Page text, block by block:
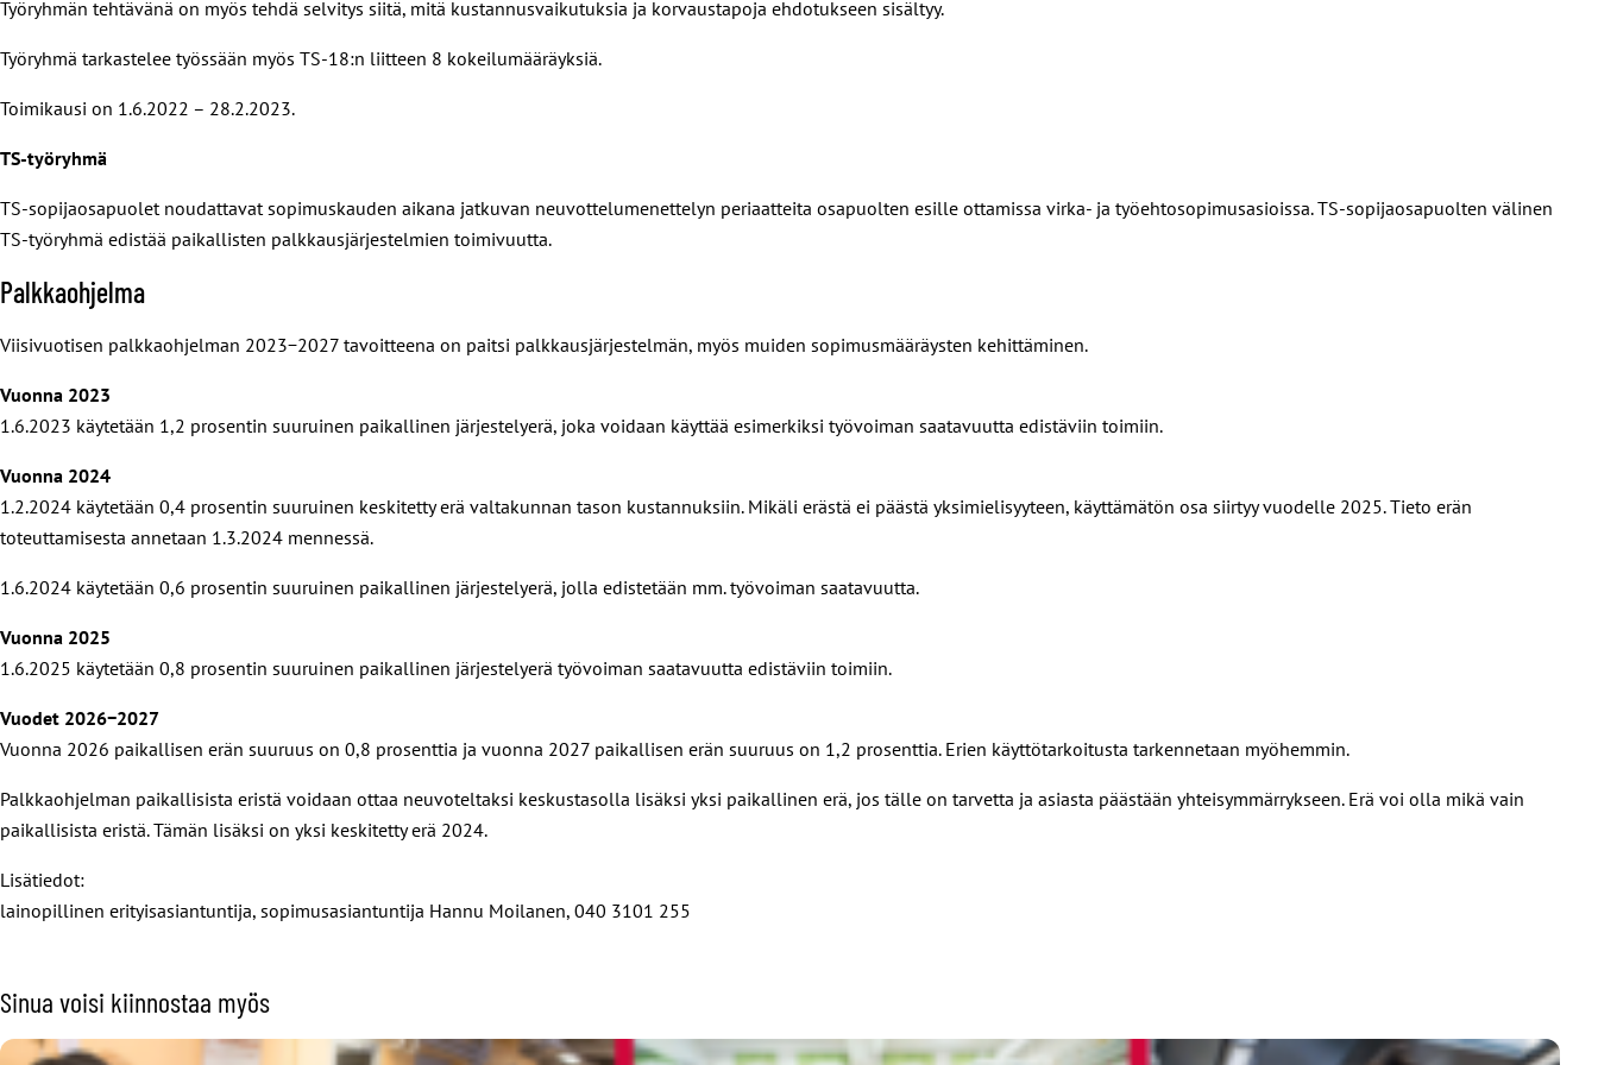
Työryhmän tehtävänä on myös tehdä selvitys siitä, mitä kustannusvaikutuksia ja korvaustapoja ehdotukseen sisältyy.
Työryhmä tarkastelee työssään myös TS-18:n liitteen 8 kokeilumääräyksiä.
Toimikausi on 1.6.2022 – 28.2.2023.
TS-työryhmä
TS-sopijaosapuolet noudattavat sopimuskauden aikana jatkuvan neuvottelumenettelyn periaatteita osapuolten esille ottamissa virka- ja työehtosopimusasioissa. TS-sopijaosapuolten välinen
TS-työryhmä edistää paikallisten palkkausjärjestelmien toimivuutta.
Palkkaohjelma
Viisivuotisen palkkaohjelman 2023−2027 tavoitteena on paitsi palkkausjärjestelmän, myös muiden sopimusmääräysten kehittäminen.
Vuonna 2023
1.6.2023 käytetään 1,2 prosentin suuruinen paikallinen järjestelyerä, joka voidaan käyttää esimerkiksi työvoiman saatavuutta edistäviin toimiin.
Vuonna 2024
1.2.2024 käytetään 0,4 prosentin suuruinen keskitetty erä valtakunnan tason kustannuksiin. Mikäli erästä ei päästä yksimielisyyteen, käyttämätön osa siirtyy vuodelle 2025. Tieto erän
toteuttamisesta annetaan 1.3.2024 mennessä.
1.6.2024 käytetään 0,6 prosentin suuruinen paikallinen järjestelyerä, jolla edistetään mm. työvoiman saatavuutta.
Vuonna 2025
1.6.2025 käytetään 0,8 prosentin suuruinen paikallinen järjestelyerä työvoiman saatavuutta edistäviin toimiin.
Vuodet 2026−2027
Vuonna 2026 paikallisen erän suuruus on 0,8 prosenttia ja vuonna 2027 paikallisen erän suuruus on 1,2 prosenttia. Erien käyttötarkoitusta tarkennetaan myöhemmin.
Palkkaohjelman paikallisista eristä voidaan ottaa neuvoteltaksi keskustasolla lisäksi yksi paikallinen erä, jos tälle on tarvetta ja asiasta päästään yhteisymmärrykseen. Erä voi olla mikä vain
paikallisista eristä. Tämän lisäksi on yksi keskitetty erä 2024.
Lisätiedot:
lainopillinen erityisasiantuntija, sopimusasiantuntija Hannu Moilanen, 040 3101 255
Sinua voisi kiinnostaa myös